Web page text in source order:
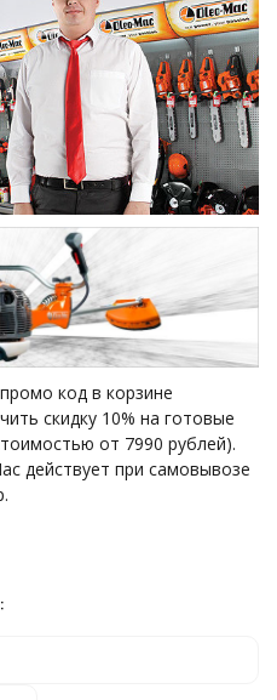
код в корзине
скидку 10% на готовые
от 7990 рублей).
действует при самовывозе